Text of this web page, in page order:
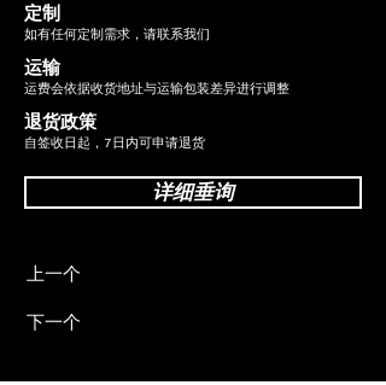
定制
如有任何定制需求，请联系我们
运输
运费会依据收货地址与运输包装差异进行调整
退货政策
自签收日起，7日内可申请退货
详细垂询
上一个
下一个